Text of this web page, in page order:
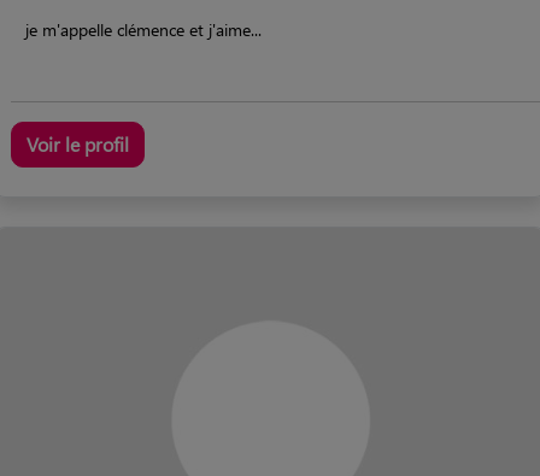
je m'appelle clémence et j'aime...
Voir le profil